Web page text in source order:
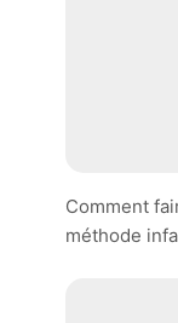
Comment
méthode